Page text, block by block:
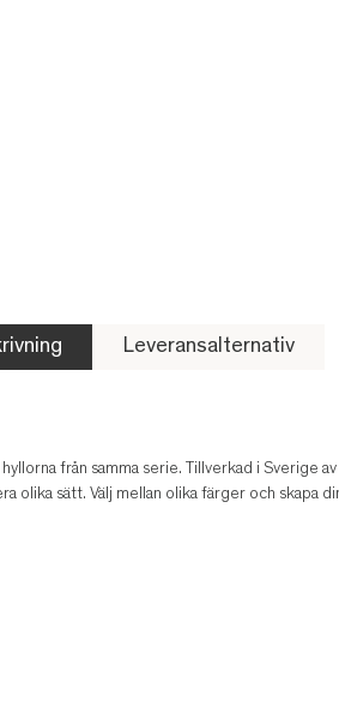
Leveransalternativ
från samma serie. Tillverkad i Sverige
olika sätt. Välj mellan olika färger och skapa